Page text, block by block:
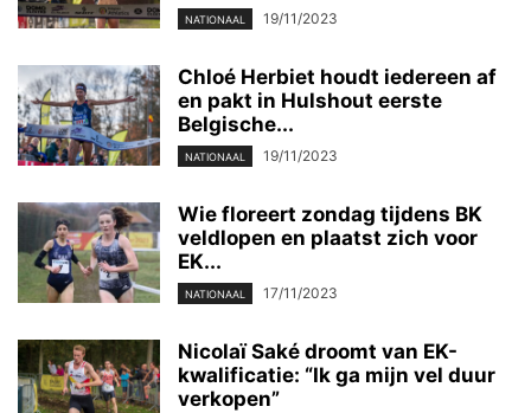
NATIONAAL 19/11/2023
Chloé Herbiet houdt iedereen af
en pakt in Hulshout eerste
Belgische...
NATIONAAL 19/11/2023
Wie floreert zondag tijdens BK
veldlopen en plaatst zich voor
EK...
NATIONAAL 17/11/2023
Nicolaï Saké droomt van EK-
kwalificatie: “Ik ga mijn vel duur
verkopen”